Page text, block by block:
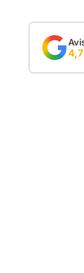
4,7